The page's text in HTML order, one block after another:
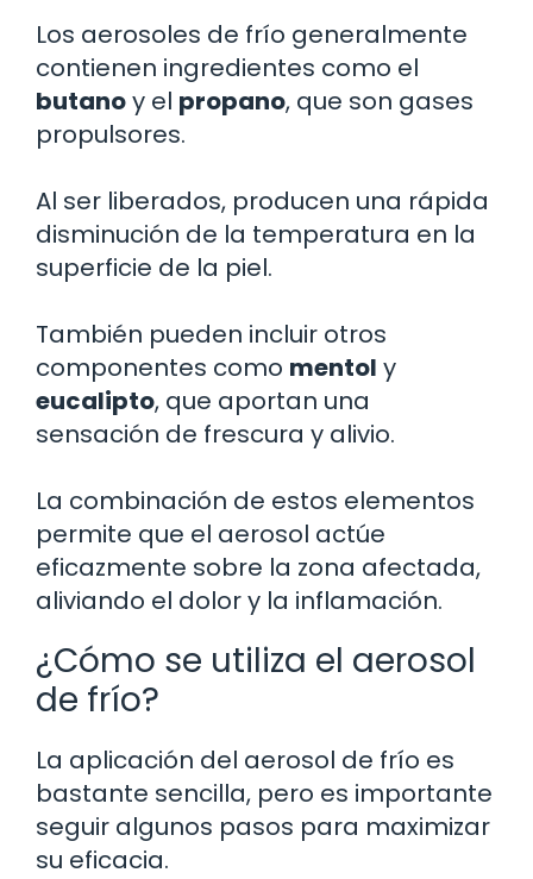
Los aerosoles de frío generalmente
contienen ingredientes como el
butanoy el propano, que son gases
propulsores.
Al ser liberados, producen una rápida
disminución de la temperatura en la
superficie de la piel.
También pueden incluir otros
componentes como mentol y
eucalipto, que aportan una
sensación de frescura y alivio.
La combinación de estos elementos
permite que el aerosol actúe
eficazmente sobre la zona afectada,
aliviando el dolor y la inflamación.
¿Cómo se utiliza el aerosol
de frío?
La aplicación del aerosol de frío es
bastante sencilla, pero es importante
seguir algunos pasos para maximizar
su eficacia.